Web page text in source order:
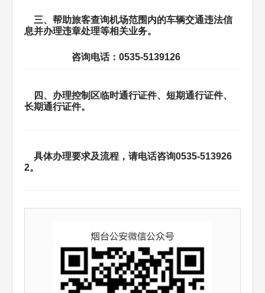
三、帮助旅客查询机场范围内的车辆交通违法信
息并办理违章处理等相关业务。
咨询电话：0535-5139126
四、办理控制区临时通行证件、短期通行证件、
长期通行证件。
具体办理要求及流程，请电话咨询0535-513926
2。